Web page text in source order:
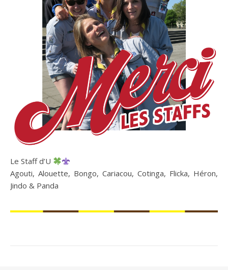
Le Staff d’U
Agouti, Alouette, Bongo, Cariacou, Cotinga, Flicka, Héron,
Jindo & Panda